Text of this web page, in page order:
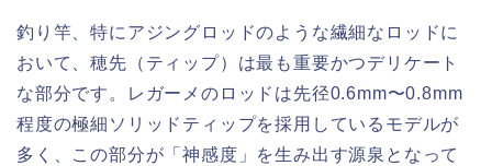
釣り竿、特にアジングロッドのような繊細なロッドに
おいて、穂先（ティップ）は最も重要かつデリケート
な部分です。レガーメのロッドは先径0.6mm〜0.8mm
程度の極細ソリッドティップを採用しているモデルが
多く、この部分が「神感度」を生み出す源泉となって